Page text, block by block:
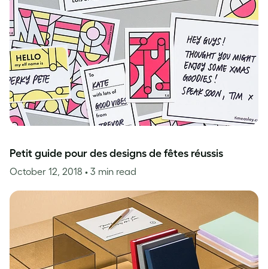
Petit guide pour des designs de fêtes réussis
October 12, 2018 • 3 min read